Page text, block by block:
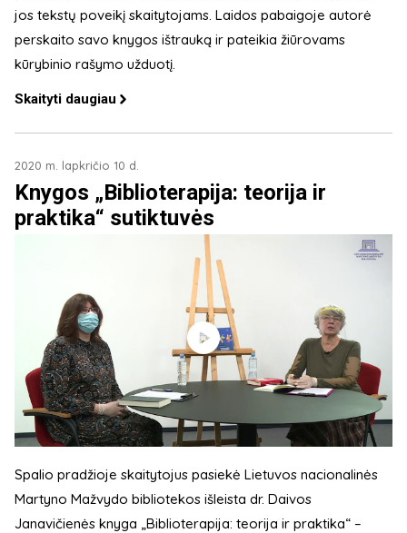
jos tekstų poveikį skaitytojams. Laidos pabaigoje autorė
perskaito savo knygos ištrauką ir pateikia žiūrovams
kūrybinio rašymo užduotį.
Skaityti daugiau
2020 m. lapkričio 10 d.
Knygos „Biblioterapija: teorija ir
praktika“ sutiktuvės
Spalio pradžioje skaitytojus pasiekė Lietuvos nacionalinės
Martyno Mažvydo bibliotekos išleista dr. Daivos
Janavičienės knyga „Biblioterapija: teorija ir praktika“ –